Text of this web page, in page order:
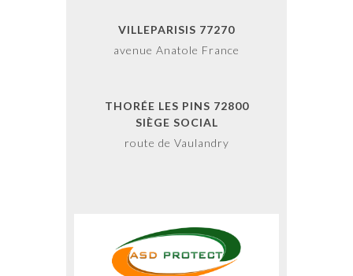
VILLEPARISIS 77270
avenue Anatole France
THORÉE LES PINS 72800
SIÈGE SOCIAL
route de Vaulandry